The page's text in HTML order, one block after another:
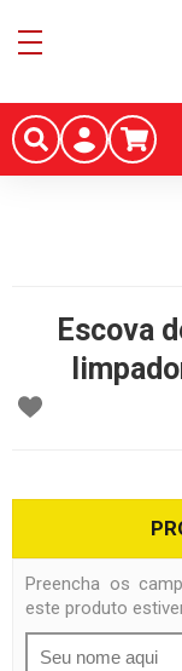
Escova
Preencha os
este produto